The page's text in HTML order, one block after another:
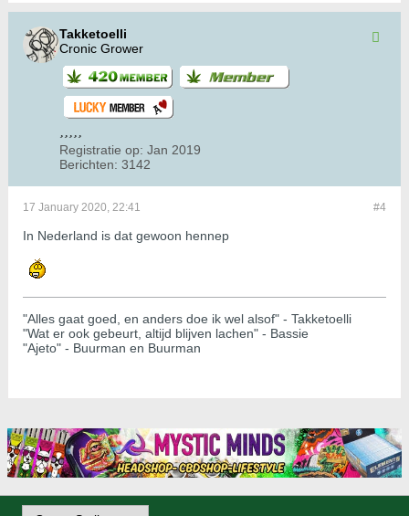
Takketoelli
Cronic Grower
Registratie op: Jan 2019
Berichten: 3142
#4
17 January 2020, 22:41
In Nederland is dat gewoon hennep
"Alles gaat goed, en anders doe ik wel alsof" - Takketoelli
"Wat er ook gebeurt, altijd blijven lachen" - Bassie
"Ajeto" - Buurman en Buurman